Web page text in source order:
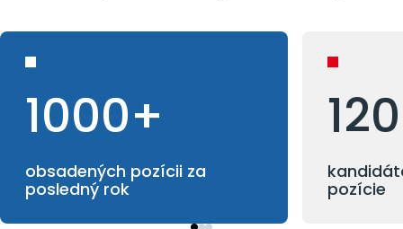
1000+
obsadených pozícii za
posledný rok
pozície